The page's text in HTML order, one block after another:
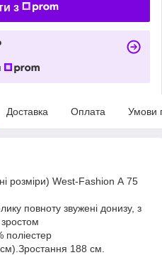
з
Доставка Оплата Умови
розміри) West-Fashion А 75
повноту звужені донизу, з
поліестер
188 см.